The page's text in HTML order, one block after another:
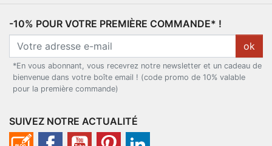
-10% POUR VOTRE PREMIÈRE COMMANDE* !
ok
*En vous abonnant, vous recevrez notre newsletter et un cadeau de
bienvenue dans votre boîte email ! (code promo de 10% valable
pour la première commande)
SUIVEZ NOTRE ACTUALITÉ